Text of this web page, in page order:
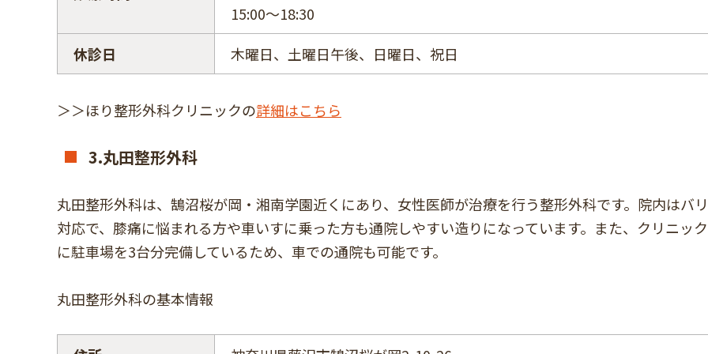
15:00～18:30
休診日
木曜日、土曜日午後、日曜日、祝日
＞＞ほり整形外科クリニックの詳細はこちら
3.丸田整形外科
丸田整形外科は、鵠沼桜が岡・湘南学園近くにあり、女性医師が治療を行う整形外科です。院内はバ
対応で、膝痛に悩まれる方や車いすに乗った方も通院しやすい造りになっています。また、クリニッ
に駐車場を3台分完備しているため、車での通院も可能です。
丸田整形外科の基本情報